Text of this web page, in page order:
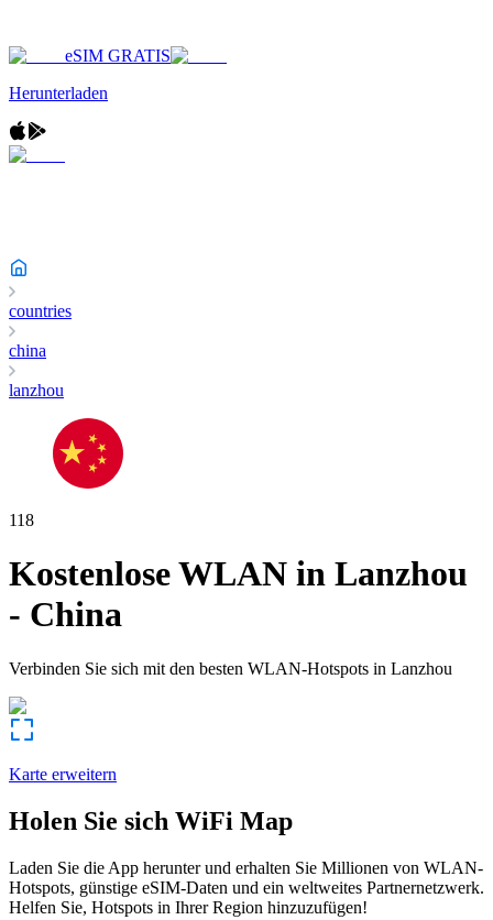
eSIM GRATIS
Herunterladen
countries
china
lanzhou
118
Kostenlose WLAN in Lanzhou
- China
Verbinden Sie sich mit den besten WLAN-Hotspots in Lanzhou
Karte erweitern
Holen Sie sich WiFi Map
Laden Sie die App herunter und erhalten Sie Millionen von WLAN-
Hotspots, günstige eSIM-Daten und ein weltweites Partnernetzwerk.
Helfen Sie, Hotspots in Ihrer Region hinzuzufügen!